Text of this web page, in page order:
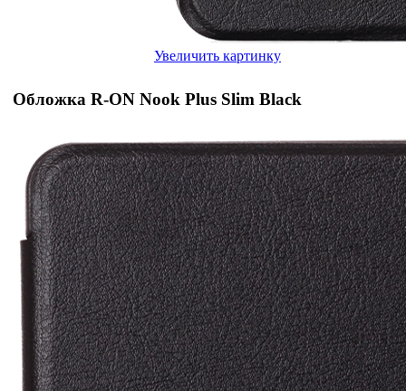
Увеличить картинку
Обложка R-ON Nook Plus Slim Black